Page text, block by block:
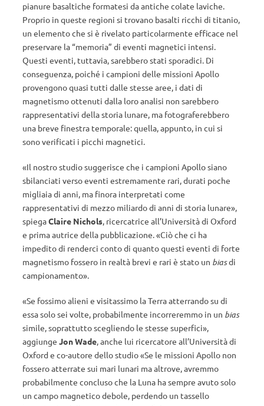
pianure basaltiche formatesi da antiche colate laviche.
Proprio in queste regioni si trovano basalti ricchi di titanio,
un elemento che si è rivelato particolarmente efficace nel
preservare la “memoria” di eventi magnetici intensi.
Questi eventi, tuttavia, sarebbero stati sporadici. Di
conseguenza, poiché i campioni delle missioni Apollo
provengono quasi tutti dalle stesse aree, i dati di
magnetismo ottenuti dalla loro analisi non sarebbero
rappresentativi della storia lunare, ma fotograferebbero
una breve finestra temporale: quella, appunto, in cui si
sono verificati i picchi magnetici.
«Il nostro studio suggerisce che i campioni Apollo siano
sbilanciati verso eventi estremamente rari, durati poche
migliaia di anni, ma finora interpretati come
rappresentativi di mezzo miliardo di anni di storia lunare»,
spiegaClaire Nichols, ricercatrice all’Università di Oxford
e prima autrice della pubblicazione. «Ciò che ci ha
impedito di renderci conto di quanto questi eventi di forte
magnetismo fossero in realtà brevi e rari è stato un biasdi
campionamento».
«Se fossimo alieni e visitassimo la Terra atterrando su di
essa solo sei volte, probabilmente incorreremmo in un bias
simile, soprattutto scegliendo le stesse superfici»,
aggiunge Jon Wade, anche lui ricercatore all’Università di
Oxford e co-autore dello studio «Se le missioni Apollo non
fossero atterrate sui mari lunari ma altrove, avremmo
probabilmente concluso che la Luna ha sempre avuto solo
un campo magnetico debole, perdendo un tassello